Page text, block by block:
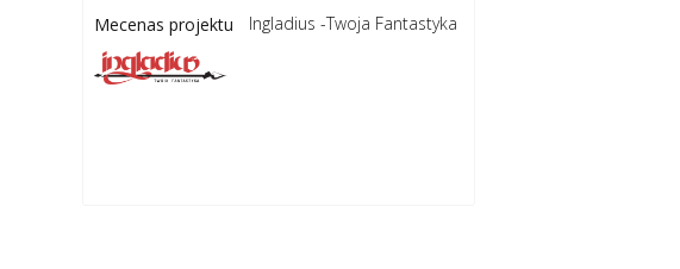
Mecenas projektu Ingladius -Twoja Fantastyka